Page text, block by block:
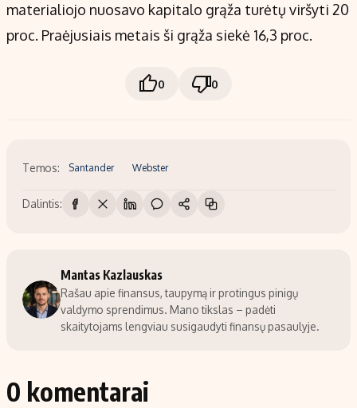
materialiojo nuosavo kapitalo grąža turėtų viršyti 20
proc. Praėjusiais metais ši grąža siekė 16,3 proc.
0 0
Temos: Santander Webster
Dalintis:
Mantas Kazlauskas
Rašau apie finansus, taupymą ir protingus pinigų
valdymo sprendimus. Mano tikslas – padėti
skaitytojams lengviau susigaudyti finansų pasaulyje.
0 komentarai